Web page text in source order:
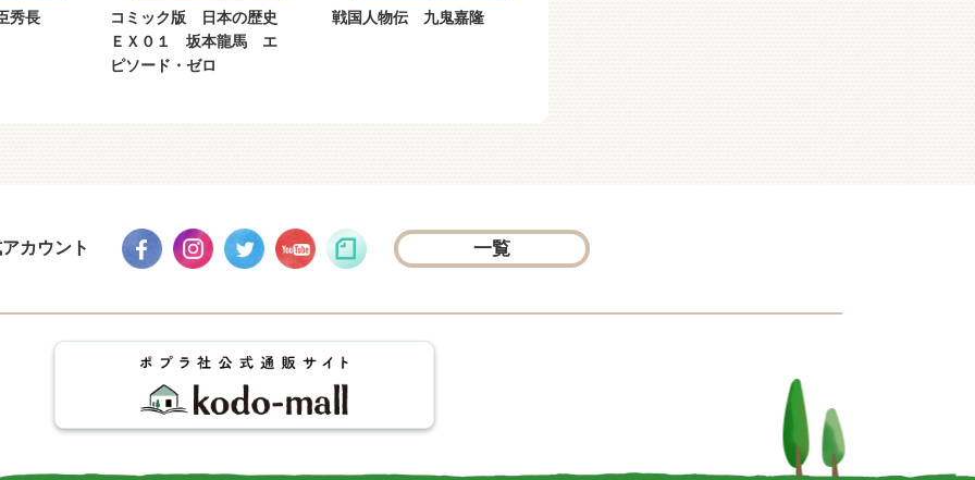
の歴史
戦国人物伝 九鬼嘉隆
戦国人物伝 織田信長外
カウント 一覧